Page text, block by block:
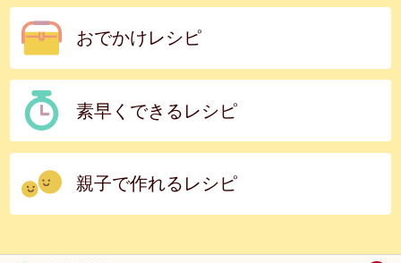
おでかけレシピ
素早くできるレシピ
親子で作れるレシピ